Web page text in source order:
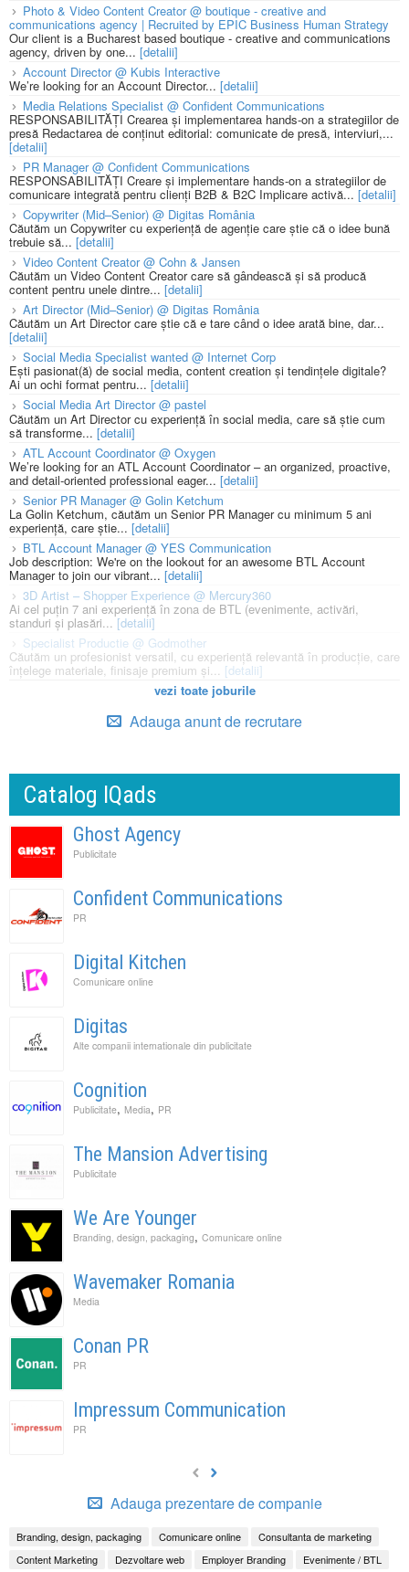
Photo & Video Content Creator @ boutique - creative and
communications agency | Recruited by EPIC Business Human Strategy
Our client is a Bucharest based boutique - creative and communications
agency, driven by one... [detalii]
Account Director @ Kubis Interactive
We’re looking for an Account Director... [detalii]
Media Relations Specialist @ Confident Communications
RESPONSABILITĂȚI Crearea și implementarea hands-on a strategiilor de
presă Redactarea de conținut editorial: comunicate de presă, interviuri,...
[detalii]
PR Manager @ Confident Communications
RESPONSABILITĂȚI Creare și implementare hands-on a strategiilor de
comunicare integrată pentru clienți B2B & B2C Implicare activă... [detalii]
Copywriter (Mid–Senior) @ Digitas România
Căutăm un Copywriter cu experiență de agenție care știe că o idee bună
trebuie să... [detalii]
Video Content Creator @ Cohn & Jansen
Căutăm un Video Content Creator care să gândească și să producă
content pentru unele dintre... [detalii]
Art Director (Mid–Senior) @ Digitas România
Căutăm un Art Director care știe că e tare când o idee arată bine, dar...
[detalii]
Social Media Specialist wanted @ Internet Corp
Ești pasionat(ă) de social media, content creation și tendințele digitale?
Ai un ochi format pentru... [detalii]
Social Media Art Director @ pastel
Căutăm un Art Director cu experiență în social media, care să știe cum
să transforme... [detalii]
ATL Account Coordinator @ Oxygen
We’re looking for an ATL Account Coordinator – an organized, proactive,
and detail-oriented professional eager... [detalii]
Senior PR Manager @ Golin Ketchum
La Golin Ketchum, căutăm un Senior PR Manager cu minimum 5 ani
experiență, care știe... [detalii]
BTL Account Manager @ YES Communication
Job description: We're on the lookout for an awesome BTL Account
Manager to join our vibrant... [detalii]
3D Artist – Shopper Experience @ Mercury360
Ai cel puțin 7 ani experiență în zona de BTL (evenimente, activări,
standuri și plasări...[detalii]
Specialist Productie @ Godmother
Căutăm un profesionist versatil, cu experiență relevantă în producție, care
înțelege materiale, finisaje premium și... [detalii]
vezi toate joburile
Adauga anunt de recrutare
Catalog IQads
Ghost Agency
Publicitate
Confident Communications
PR
Digital Kitchen
Comunicare online
Digitas
Alte companii internationale din publicitate
Cognition
Publicitate, Media, PR
The Mansion Advertising
Publicitate
We Are Younger
Branding, design, packaging, Comunicare online
Wavemaker Romania
Media
Conan PR
PR
Impressum Communication
PR
Adauga prezentare de companie
Branding, design, packaging Comunicare online
Consultanta de marketing
Content Marketing
Dezvoltare web Employer Branding Evenimente / BTL